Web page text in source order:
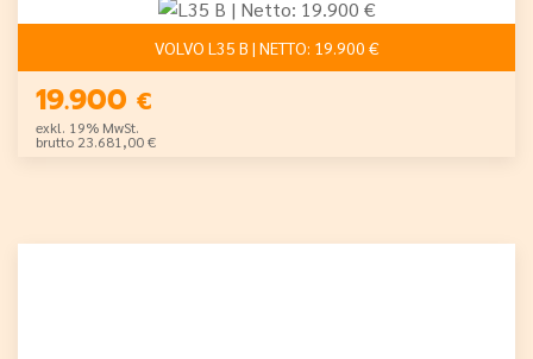
VOLVO L35 B | NETTO: 19.900 €
19.900 €
exkl. 19% MwSt.
brutto 23.681,00 €